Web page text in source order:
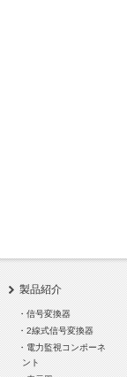
製品紹介
・信号変換器
・2線式信号変換器
・電力監視コンポーネ
ント